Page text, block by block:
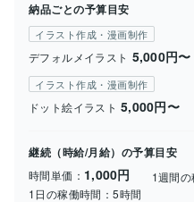
納品ごとの予算目安
イラスト作成・漫画制作
デフォルメイラスト 5,000円〜
イラスト作成・漫画制作
ドット絵イラスト 5,000円〜
継続（時給/月給）の予算目安
時間単価： 1,000円 1週間
1日の稼働時間：5時間